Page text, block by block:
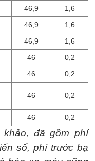
46,9
1,6
46,9
1,6
46,9 1,6
46
0,2
46
0,2
46 0,2
46 0,2
đã gồm phí
số, phí trước bạ